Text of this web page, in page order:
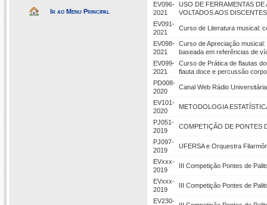
Ir ao Menu Principal
EV096-
2021
USO DE FERRAMENTAS
VOLTADOS AOS
EV091-
2021
Curso de Literatura musical:
EV098-
2021
Curso de Apreciação
baseada em referências de
EV099-
2021
Curso de Prática de flautas
flauta doce e percussão
PD008-
2020
Canal Web Rádio
EV101-
2020
METODOLOGIA
PJ051-
2019
COMPETIÇÃO DE PONTES
PJ097-
2019
UFERSA e Orquestra
EVxxx-
2019
III Competição Pontes de
EVxxx-
2019
III Competição Pontes de
EV230-